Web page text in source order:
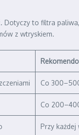
Dotyczy to filtra
z wtryskiem.
Co
Co
Przy każdej